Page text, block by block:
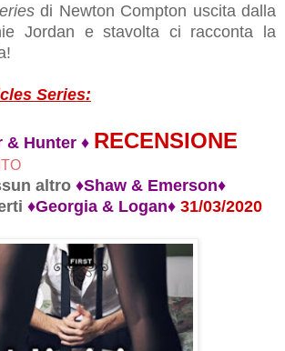
di Newton Compton uscita dalla
Jordan e stavolta ci racconta la
Series:
& Hunter ♦ RECENSIONE
altro ♦Shaw & Emerson♦
♦Georgia & Logan♦ 31/03/2020